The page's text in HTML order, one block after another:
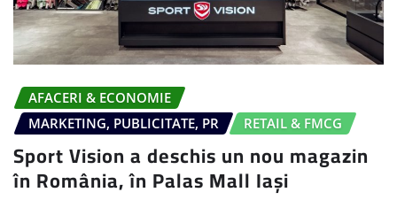
AFACERI & ECONOMIE
MARKETING, PUBLICITATE, PR
RETAIL & FMCG
Sport Vision a deschis un nou magazin
în România, în Palas Mall Iași